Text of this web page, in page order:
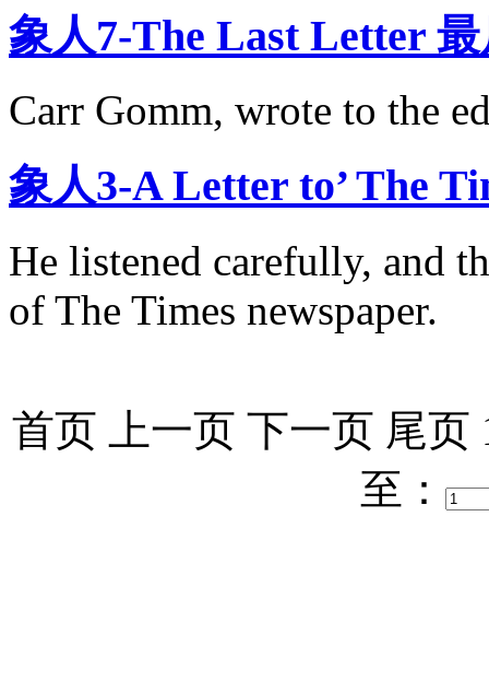
象人7-The Last Letter
Carr Gomm, wrote to the
象人3-A Letter to’ The
He listened carefully, and
of The Times newspaper.
首页 上一页 下一页 尾页
至：